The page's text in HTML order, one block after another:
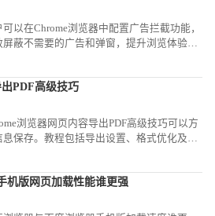
可以在Chrome浏览器中配置广告拦截功能，
屏蔽不需要的广告和弹窗，提升浏览体验并
PDF高级技巧
浏览器网页内容导出PDF高级技巧可以方
息保存。教程包括导出设置、格式优化及快
机版网页加载性能谁更强